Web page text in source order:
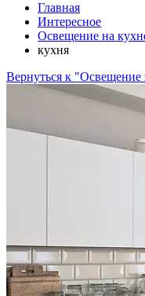
Главная
Интересное
Освещение на
кухня
Вернуться к "Освещение